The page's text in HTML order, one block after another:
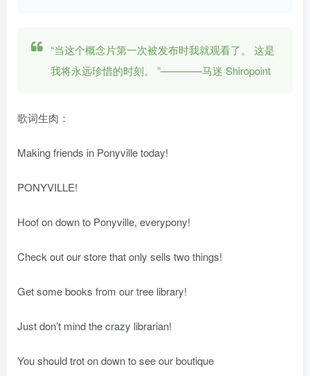
“当这个概念片第一次被发布时我就观看了。 这是
我将永远珍惜的时刻。 ”————马迷 Shiropoint
歌词生肉：
Making friends in Ponyville today!
PONYVILLE!
Hoof on down to Ponyville, everypony!
Check out our store that only sells two things!
Get some books from our tree library!
Just don’t mind the crazy librarian!
You should trot on down to see our boutique